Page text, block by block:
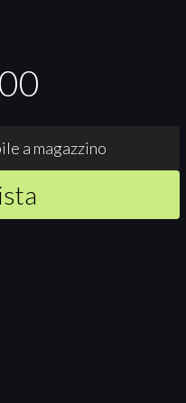
a magazzino